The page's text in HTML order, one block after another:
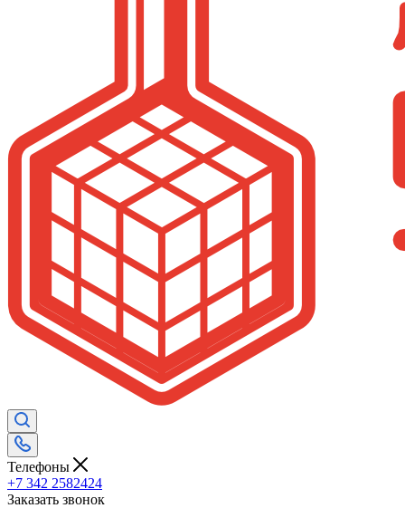
Телефоны
+7 342 2582424
Заказать звонок